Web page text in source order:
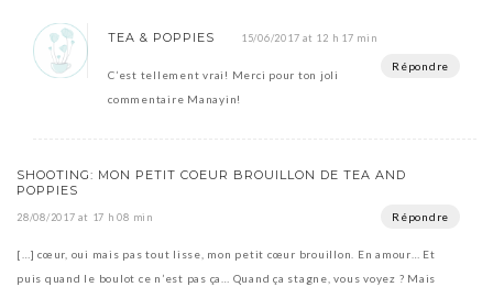
TEA & POPPIES 15/06/2017 at 12 h 17 min
Répondre
C’est tellement vrai! Merci pour ton joli
commentaire Manayin!
SHOOTING: MON PETIT COEUR BROUILLON DE TEA AND
POPPIES
28/08/2017 at 17 h 08 min Répondre
[…] cœur, oui mais pas tout lisse, mon petit cœur brouillon. En amour… Et
puis quand le boulot ce n’est pas ça… Quand ça stagne, vous voyez ? Mais